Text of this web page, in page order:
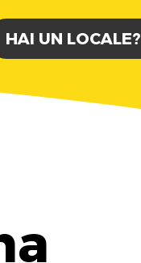
HAI UN LOCALE?